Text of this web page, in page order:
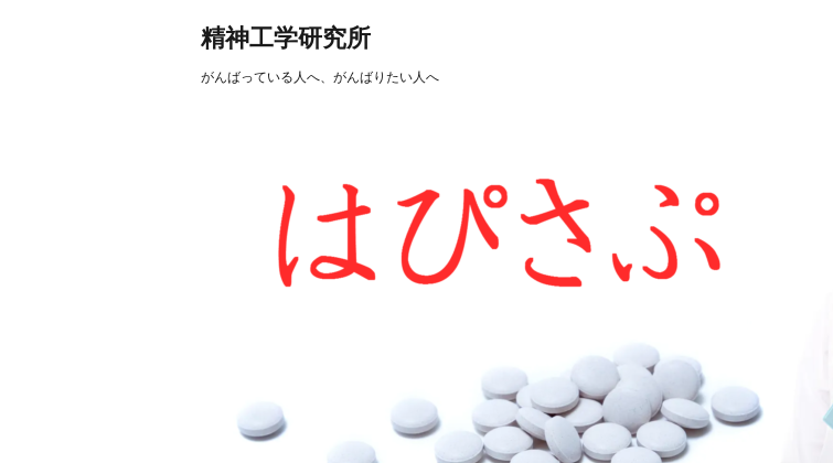
精神工学研究所
がんばっている人へ、がんばりたい人へ